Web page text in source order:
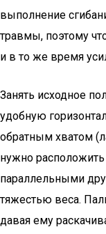
выполнение
травмы, поэтому
и в то же время
Занять исходное
удобную
обратным хватом
нужно
параллельными
тяжестью веса.
давая ему